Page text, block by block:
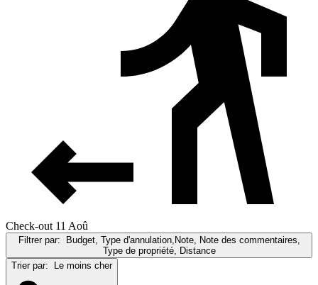
Check-out 11 Aoû
Filtrer par:
Budget, Type d'annulation,Note, Note des commentaires,
Type de propriété, Distance
Trier par:
Le moins cher